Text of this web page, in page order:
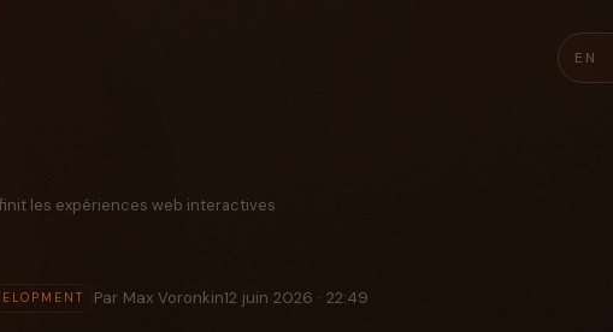
EN
les expériences web interactives
Par Max Voronkin12 juin 2026 · 22:49